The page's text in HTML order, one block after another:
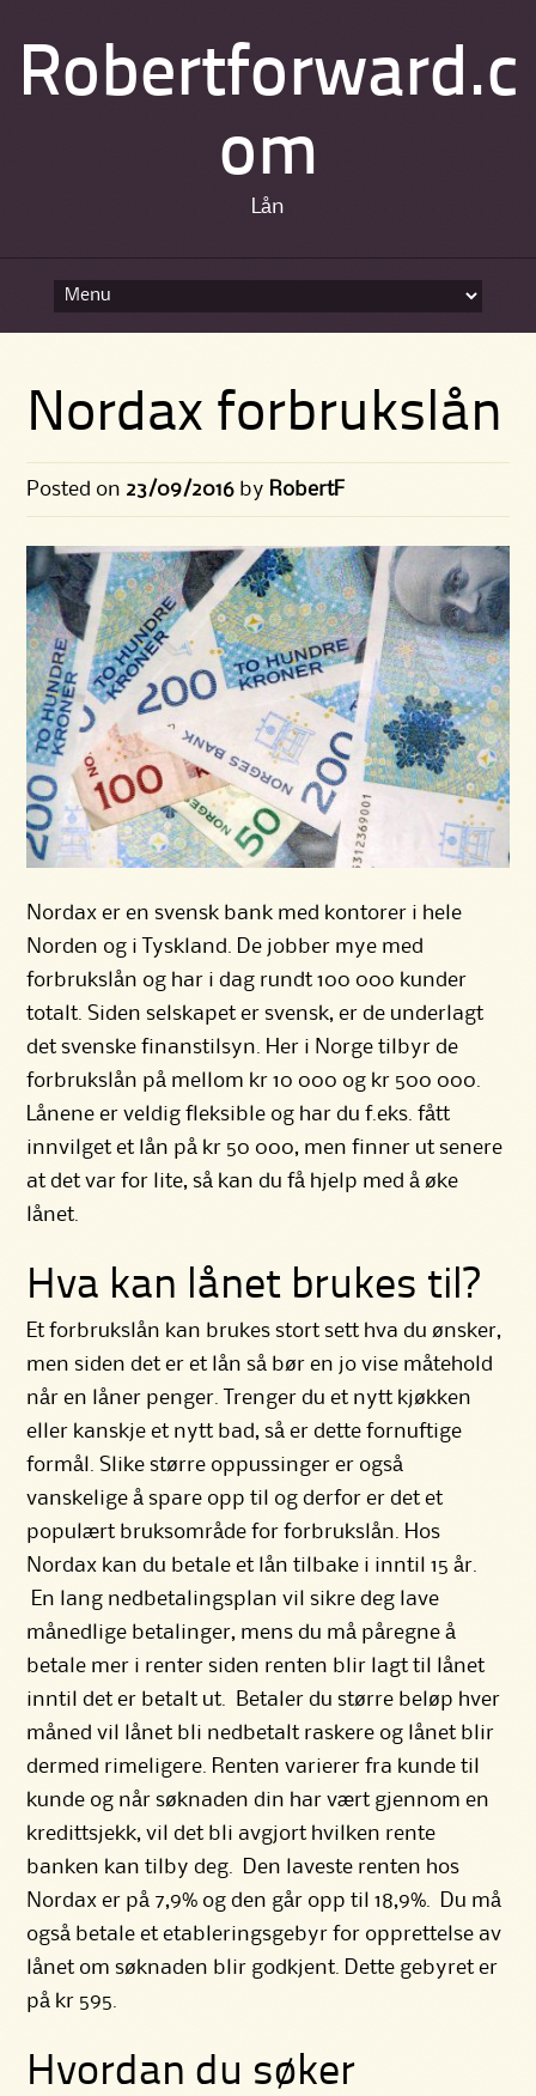
Robertforward.c
om
Lån
Nordax forbrukslån
Posted on 23/09/2016 by RobertF
Nordax er en svensk bank med kontorer i hele
Norden og i Tyskland. De jobber mye med
forbrukslån og har i dag rundt 100 000 kunder
totalt. Siden selskapet er svensk, er de underlagt
det svenske finanstilsyn. Her i Norge tilbyr de
forbrukslån på mellom kr 10 000 og kr 500 000.
Lånene er veldig fleksible og har du f.eks. fått
innvilget et lån på kr 50 000, men finner ut senere
at det var for lite, så kan du få hjelp med å øke
lånet.
Hva kan lånet brukes til?
Et forbrukslån kan brukes stort sett hva du ønsker,
mensiden det er et lån så bør en jo vise måtehold
når en låner penger. Trenger du et nytt kjøkken
eller kanskje et nytt bad, så er dette fornuftige
formål. Slike større oppussinger er også
vanskelige å spare opp til og derfor er det et
populært bruksområde for forbrukslån. Hos
Nordax kan du betale et lån tilbake i inntil 15 år.
En lang nedbetalingsplan vil sikre deg lave
månedlige betalinger, mens du må påregne å
betale mer i renter siden renten blir lagt til lånet
inntil det er betalt ut. Betaler du større beløp hver
måned vil lånet bli nedbetalt raskere og lånet blir
dermed rimeligere. Renten varierer fra kunde til
kunde og når søknaden din har vært gjennom en
kredittsjekk, vil det bli avgjort hvilken rente
banken kan tilby deg. Den laveste renten hos
Nordax er på 7,9% og den går opp til 18,9%. Du må
også betale et etableringsgebyr for opprettelse av
lånet om søknaden blir godkjent. Dette gebyret er
på kr 595.
Hvordan du søker